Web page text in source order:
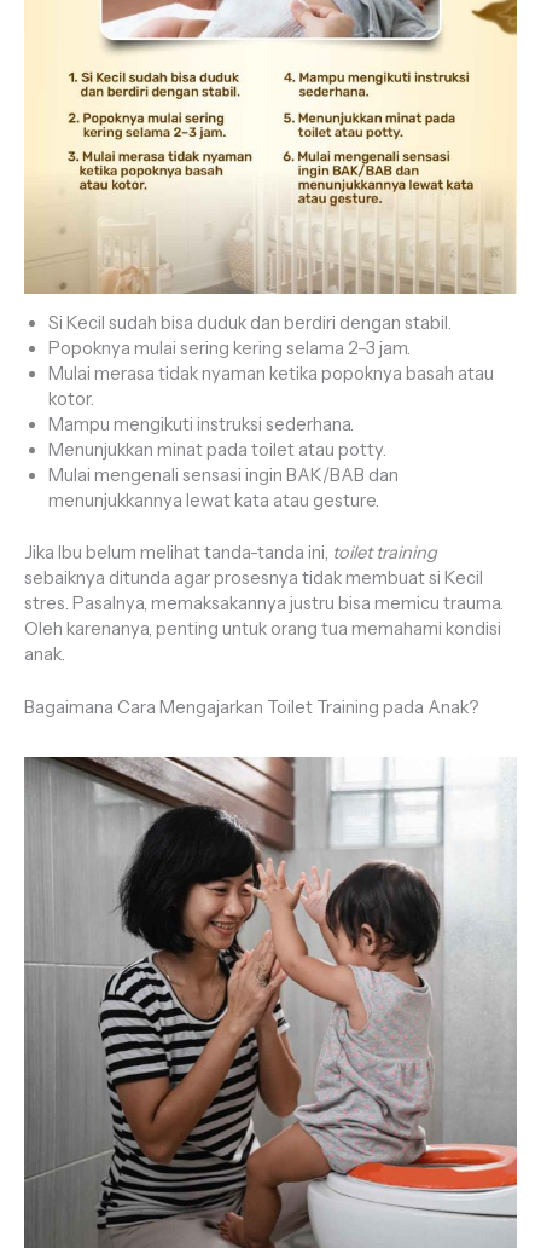
Si Kecil sudah bisa duduk dan berdiri dengan stabil.
Popoknya mulai sering kering selama 2–3 jam.
Mulai merasa tidak nyaman ketika popoknya basah atau
kotor.
Mampu mengikuti instruksi sederhana.
Menunjukkan minat pada toilet atau potty.
Mulai mengenali sensasi ingin BAK/BAB dan
menunjukkannya lewat kata atau gesture.
Jika Ibu belum melihat tanda-tanda ini, toilet training
sebaiknya ditunda agar prosesnya tidak membuat si Kecil
stres. Pasalnya, memaksakannya justru bisa memicu trauma.
Oleh karenanya, penting untuk orang tua memahami kondisi
anak.
Bagaimana Cara Mengajarkan Toilet Training pada Anak?